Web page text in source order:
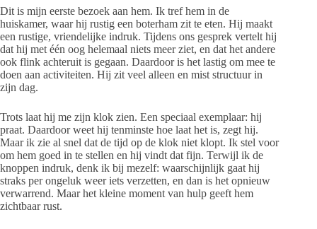
Dit is mijn eerste bezoek aan hem. Ik tref hem in de
huiskamer, waar hij rustig een boterham zit te eten. Hij maakt
een rustige, vriendelijke indruk. Tijdens ons gesprek vertelt hij
dat hij met één oog helemaal niets meer ziet, en dat het andere
ook flink achteruit is gegaan. Daardoor is het lastig om mee te
doen aan activiteiten. Hij zit veel alleen en mist structuur in
zijn dag.
Trots laat hij me zijn klok zien. Een speciaal exemplaar: hij
praat. Daardoor weet hij tenminste hoe laat het is, zegt hij.
Maar ik zie al snel dat de tijd op de klok niet klopt. Ik stel voor
om hem goed in te stellen en hij vindt dat fijn. Terwijl ik de
knoppen indruk, denk ik bij mezelf: waarschijnlijk gaat hij
straks per ongeluk weer iets verzetten, en dan is het opnieuw
verwarrend. Maar het kleine moment van hulp geeft hem
zichtbaar rust.